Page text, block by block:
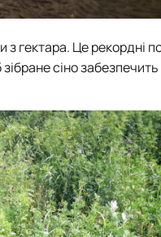
гектара. Це рекордні
сіно